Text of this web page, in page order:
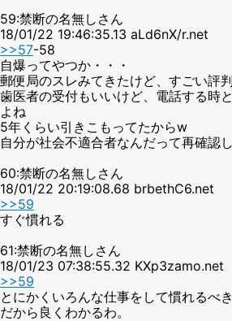
59:禁断の名無しさん
18/01/22 19:46:35.13 aLd6nX/r.net
>>57-58
自爆ってやつか・・・
郵便局のスレみてきたけど、すごい評
歯医者の受付もいいけど、電話する時
よね
5年くらい引きこもってたからw
自分が社会不適合者なんだって再確認
60:禁断の名無しさん
18/01/22 20:19:08.68 brbethC6.net
>>59
すぐ慣れる
61:禁断の名無しさん
18/01/23 07:38:55.32 KXp3zamo.net
>>59
とにかくいろんな仕事をして慣れるべ
だから良くわかるわ。